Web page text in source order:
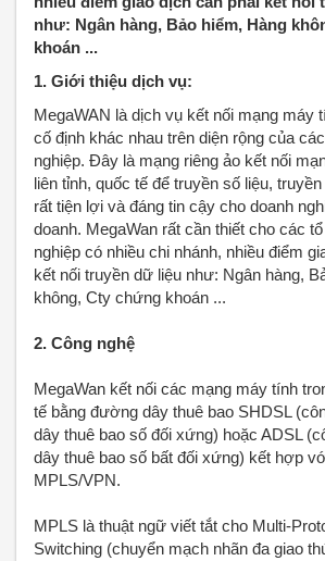
như: Ngân hàng, Bảo hiểm, Hàng
khoán ...
1. Giới thiệu dịch vụ:
MegaWAN là dịch vụ kết nối mạng máy
cố định khác nhau trên diện rộng của
nghiệp. Đây là mạng riêng ảo kết nối
liên tỉnh, quốc tế để truyền số liệu,
rất tiện lợi và đáng tin cậy cho doanh
doanh. MegaWan rất cần thiết cho các
nghiệp có nhiều chi nhánh, nhiều điểm
kết nối truyền dữ liệu như: Ngân hàng,
không, Cty chứng khoán ...
2. Công nghệ
MegaWan kết nối các mạng máy tính
tế bằng đường dây thuê bao SHDSL
dây thuê bao số đối xứng) hoặc ADSL
dây thuê bao số bất đối xứng) kết hợp
MPLS/VPN.
MPLS là thuật ngữ viết tắt cho Multi-
Switching (chuyển mạch nhãn đa giao